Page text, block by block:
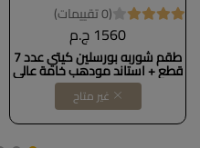
(0 تقييمات)
1560 ج.م
طقم شوربه بورسلين كيتي عدد 7
قطع + استاند مودهب خامة عالي
الجودة
غير متاح